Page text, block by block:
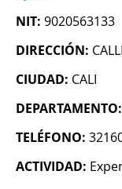
NIT: 9020563133
DIRECCIÓN:
CIUDAD: CALI
DEPARTAMENTO:
TELÉFONO:
ACTIVIDAD: